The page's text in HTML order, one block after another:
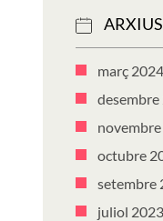
ARXIUS
març 2024
octubre
setembre
juliol 2023